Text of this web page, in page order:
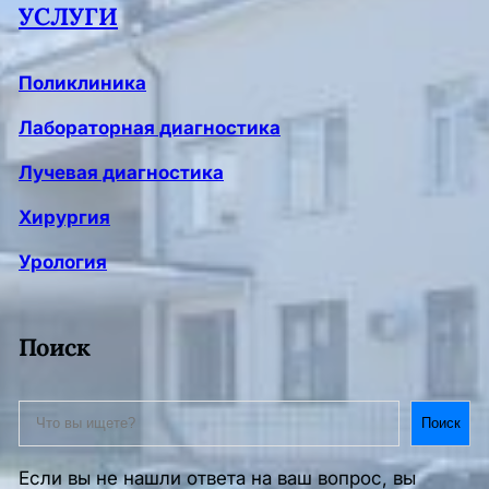
УСЛУГИ
Поликлиника
Лабораторная диагностика
Лучевая диагностика
Хирургия
Урология
Поиск
Поиск
Если вы не нашли ответа на ваш вопрос, вы